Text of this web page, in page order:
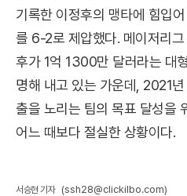
기록한 이정후의 맹타에 힘입
를 6-2로 제압했다. 메이저리
후가 1억 1300만 달러라는 대
명해 내고 있는 가운데, 2021
출을 노리는 팀의 목표 달성을
어느 때보다 절실한 상황이다.
서승현 기자 (ssh28@clickilbo.com)